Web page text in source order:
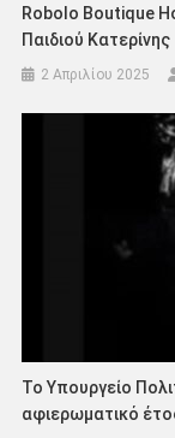
Rοbolο Boutique
Παιδιού Κατερίνης
2 Απριλίου 2025
To Υπουργείο
αφιερωματικό